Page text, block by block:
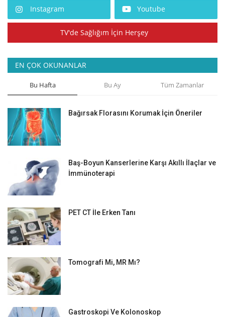
Instagram Youtube
TV'de Sağlığım İçin Herşey
EN ÇOK OKUNANLAR
Bu Hafta Bu Ay Tüm Zamanlar
Bağırsak Florasını Korumak İçin Öneriler
Baş-Boyun Kanserlerine Karşı Akıllı İlaçlar ve
İmmünoterapi
PET CT İle Erken Tanı
Tomografi Mi, MR Mı?
Gastroskopi Ve Kolonoskop